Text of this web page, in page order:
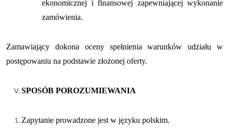
ekonomicznej i finansowej zapewniającej wykonanie
zamówienia.
Zamawiający dokona oceny spełnienia warunków udziału w
postępowaniu na podstawie złożonej oferty.
SPOSÓB POROZUMIEWANIA
Zapytanie prowadzone jest w języku polskim.